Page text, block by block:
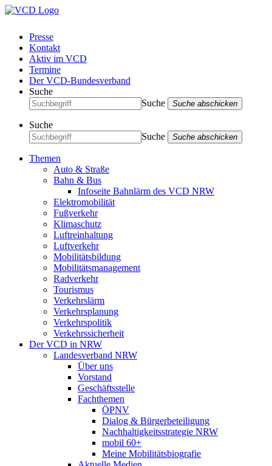
Presse
Kontakt
Aktiv im VCD
Termine
Der VCD-Bundesverband
Suche
Suche
Suche abschicken
Suche
Suche
Suche abschicken
Themen
Auto & Straße
Bahn & Bus
Infoseite Bahnlärm des VCD NRW
Elektromobilität
Fußverkehr
Klimaschutz
Luftreinhaltung
Luftverkehr
Mobilitätsbildung
Mobilitätsmanagement
Radverkehr
Tourismus
Verkehrslärm
Verkehrsplanung
Verkehrspolitik
Verkehrssicherheit
Der VCD in NRW
Landesverband NRW
Über uns
Vorstand
Geschäftsstelle
Fachthemen
ÖPNV
Dialog & Bürgerbeteiligung
Nachhaltigkeitsstrategie NRW
mobil 60+
Meine Mobilitätsbiografie